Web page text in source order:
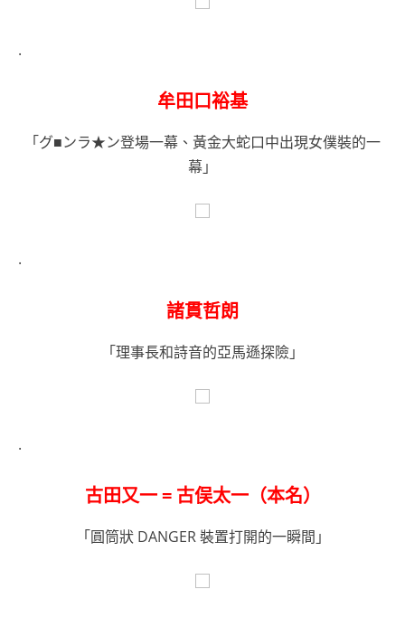
.
牟田口裕基
「グ■ンラ★ン登場一幕、黃金大蛇口中出現女僕裝的一
幕」
.
諸貫哲朗
「理事長和詩音的亞馬遜探險」
.
古田又一 = 古俣太一（本名）
「圓筒狀 DANGER 裝置打開的一瞬間」